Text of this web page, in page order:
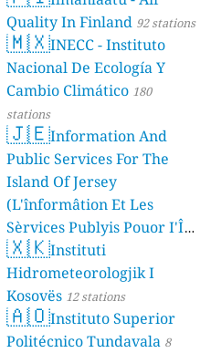
Quality In Finland 92 stations
🇲🇽INECC - Instituto
Nacional De Ecología Y
Cambio Climático 180
stations
🇯🇪Information And
Public Services For The
Island Of Jersey
(L'înformâtion Et Les
Sèrvices Publyis Pouor I'Île
Dé Jèrri) 2 stations
🇽🇰Instituti
Hidrometeorologjik I
Kosovës 12 stations
🇦🇴Instituto Superior
Politécnico Tundavala 8